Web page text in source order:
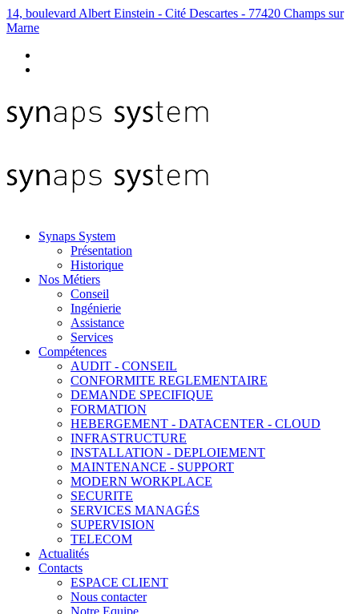
14, boulevard Albert Einstein - Cité Descartes - 77420 Champs sur
Marne
Synaps System
Présentation
Historique
Nos Métiers
Conseil
Ingénierie
Assistance
Services
Compétences
AUDIT - CONSEIL
CONFORMITE REGLEMENTAIRE
DEMANDE SPECIFIQUE
FORMATION
HEBERGEMENT - DATACENTER - CLOUD
INFRASTRUCTURE
INSTALLATION - DEPLOIEMENT
MAINTENANCE - SUPPORT
MODERN WORKPLACE
SECURITE
SERVICES MANAGÉS
SUPERVISION
TELECOM
Actualités
Contacts
ESPACE CLIENT
Nous contacter
Notre Equipe